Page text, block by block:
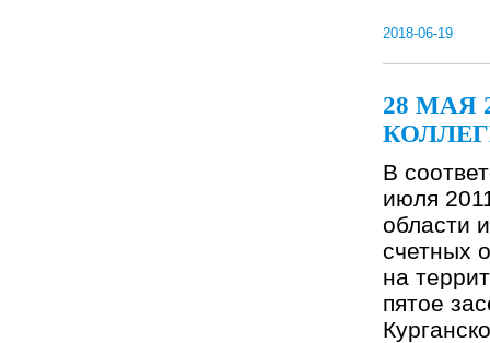
2018-06-19
28 МАЯ
В
июля
области
счетных
на
пятое